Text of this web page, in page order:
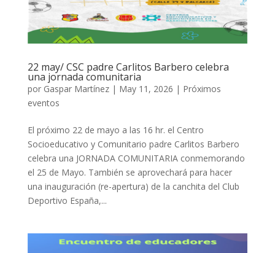
22 may/ CSC padre Carlitos Barbero celebra
una jornada comunitaria
por Gaspar Martínez| May 11, 2026 | Próximos
eventos
El próximo 22 de mayo a las 16 hr. el Centro
Socioeducativo y Comunitario padre Carlitos Barbero
celebra una JORNADA COMUNITARIA conmemorando
el 25 de Mayo. También se aprovechará para hacer
una inauguración (re-apertura) de la canchita del Club
Deportivo España,...